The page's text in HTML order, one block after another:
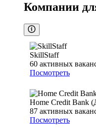
Компании
SkillStaff
60 активных
Посмотреть
Home Credit Bank
87 активных
Посмотреть